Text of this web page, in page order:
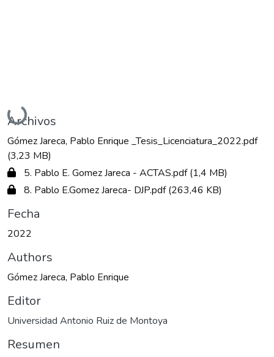
Cargando...
Archivos
Gómez Jareca, Pablo Enrique _Tesis_Licenciatura_2022.pdf
(3,23 MB)
5. Pablo E. Gomez Jareca - ACTAS.pdf(1,4 MB)
8. Pablo E.Gomez Jareca- DJP.pdf(263,46 KB)
Fecha
2022
Authors
Gómez Jareca, Pablo Enrique
Editor
Universidad Antonio Ruiz de Montoya
Resumen